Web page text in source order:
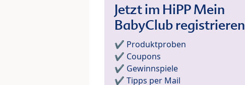
Jetzt im HiPP Mein
BabyClub registrieren
✔️ Produktproben
✔️ Coupons
✔️ Gewinnspiele
✔️ Tipps per Mail